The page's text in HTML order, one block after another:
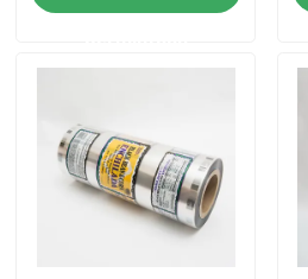
Tas Kemasan Makanan
Tas kemasan makanan
kantong berdiri